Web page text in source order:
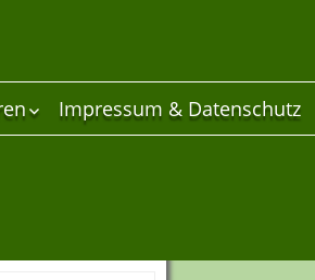
Impressum & Datenschutz